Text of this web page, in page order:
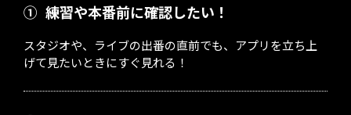
① 練習や本番前に確認したい！
スタジオや、ライブの出番の直前でも、アプリを立ち上
げて見たいときにすぐ見れる！